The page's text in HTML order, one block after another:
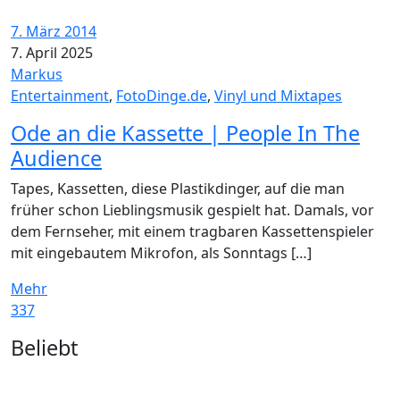
7. März 2014
7. April 2025
Markus
Entertainment, FotoDinge.de, Vinyl und Mixtapes
Ode an die Kassette | People In The
Audience
Tapes, Kassetten, diese Plastikdinger, auf die man
früher schon Lieblingsmusik gespielt hat. Damals, vor
dem Fernseher, mit einem tragbaren Kassettenspieler
mit eingebautem Mikrofon, als Sonntags […]
Mehr
337
Widgets
Beliebt